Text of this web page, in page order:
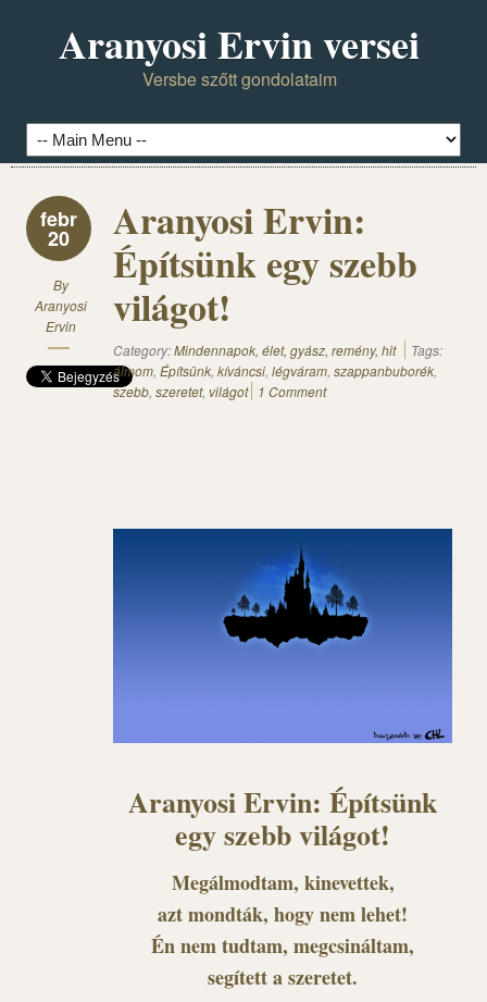
Aranyosi Ervin versei
Versbe szőtt gondolataim
febr
20
By
Aranyosi
Ervin
Aranyosi Ervin:
Építsünk egy szebb
világot!
Category:Mindennapok, élet, gyász, remény, hit
Tags:
álmom, Építsünk, kíváncsi, légváram, szappanbuborék,
szebb, szeretet, világot 1 Comment
Aranyosi Ervin: Építsünk
egy szebb világot!
Megálmodtam, kinevettek,
azt mondták, hogy nem lehet!
Én nem tudtam, megcsináltam,
segített a szeretet.